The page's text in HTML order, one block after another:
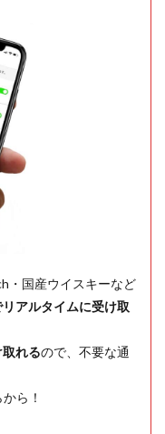
・国産ウイスキーなど
アルタイムに受け取
れるので、不要な通
ら！